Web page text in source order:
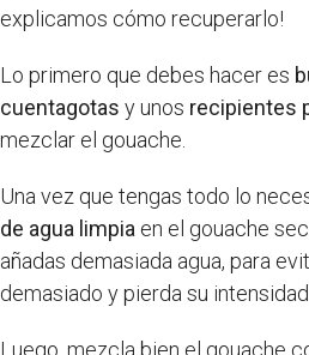
explicamos cómo recuperarlo!
Lo primero que debes hacer es
cuentagotas y unos recipientes
mezclar el gouache.
Una vez que tengas todo lo
de agua limpia en el gouache
añadas demasiada agua, para
demasiado y pierda su intensidad.
Luego, mezcla bien el gouache